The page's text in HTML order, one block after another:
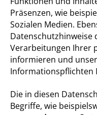
Präsenzen, wie
Sozialen Medien.
Datenschutzhinweise
Verarbeitungen Ihrer
informieren und
Informationspflichten
Die in diesen
Begriffe, wie